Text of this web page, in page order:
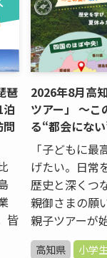
琶
皆
2026年8月高
ツアー」 ～こ
る“都会にな
「子どもに
げたい。日常
歴史と深くつ
親御さまの願
親子ツアーが
高知県 小学